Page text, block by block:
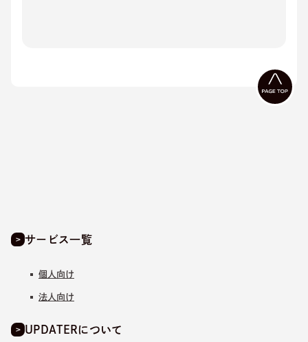
サービス一覧
個人向け
法人向け
UPDATERについて